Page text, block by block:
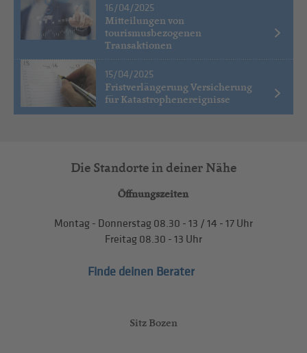
16/04/2025
Mitteilungen von
tourismusbezogenen
Transaktionen
15/04/2025
Fristverlängerung Versicherung
für Katastrophenereignisse
Die Standorte in deiner Nähe
Öffnungszeiten
Montag - Donnerstag 08.30 - 13 / 14 - 17 Uhr
Freitag 08.30 - 13 Uhr
Finde deinen Berater
Sitz Bozen